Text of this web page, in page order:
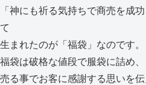
「神にも祈る気持ちで商売を成
て
生まれたのが「福袋」なのです。
福袋は破格な値段で服袋に詰め、
売る事でお客に感謝する思いを伝